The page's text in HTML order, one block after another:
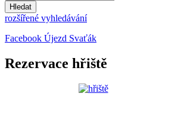
Hledat
rozšířené vyhledávání
Facebook Újezd Svaťák
Rezervace hřiště